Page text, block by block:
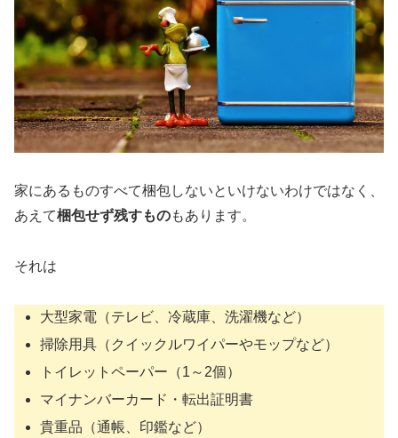
家にあるものすべて梱包しないといけないわけではなく、
あえて梱包せず残すものもあります。
それは
大型家電（テレビ、冷蔵庫、洗濯機など）
掃除用具（クイックルワイパーやモップなど）
トイレットペーパー（1～2個）
マイナンバーカード・転出証明書
貴重品（通帳、印鑑など）